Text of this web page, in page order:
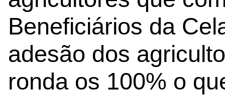
Beneficiários da
adesão dos
ronda os 100% o